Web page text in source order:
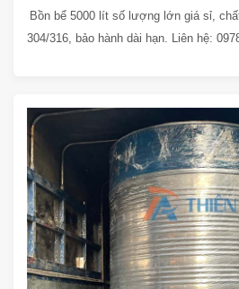
Bồn bể 5000 lít số lượng lớn giá sỉ,
304/316, bảo hành dài hạn. Liên hệ: